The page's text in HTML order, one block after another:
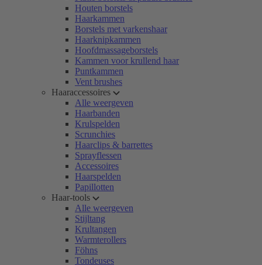
Houten borstels
Haarkammen
Borstels met varkenshaar
Haarknipkammen
Hoofdmassageborstels
Kammen voor krullend haar
Puntkammen
Vent brushes
Haaraccessoires
Alle weergeven
Haarbanden
Krulspelden
Scrunchies
Haarclips & barrettes
Sprayflessen
Accessoires
Haarspelden
Papillotten
Haar-tools
Alle weergeven
Stijltang
Krultangen
Warmterollers
Föhns
Tondeuses